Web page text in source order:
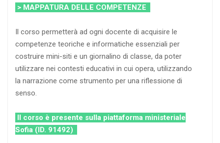
> MAPPATURA DELLE COMPETENZE
Il corso permetterà ad ogni docente di acquisire le
competenze teoriche e informatiche essenziali per
costruire mini-siti e un giornalino di classe, da poter
utilizzare nei contesti educativi in cui opera, utilizzando
la narrazione come strumento per una riflessione di
senso.
Il corso è presente sulla piattaforma ministeriale
Sofia (ID. 91492)